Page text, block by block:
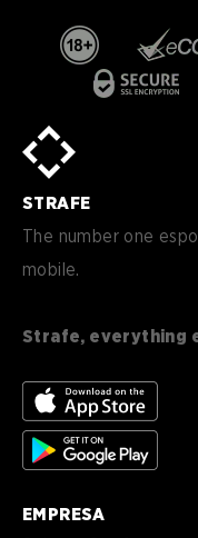
STRAFE
The number one
mobile.
Strafe, everything
English
sv-
de-
DE
es
es-
MX
Español (MX)
EMPRESA